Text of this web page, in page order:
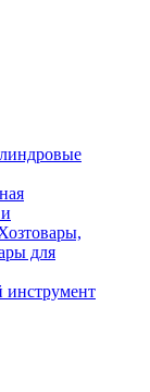
для
инструмент